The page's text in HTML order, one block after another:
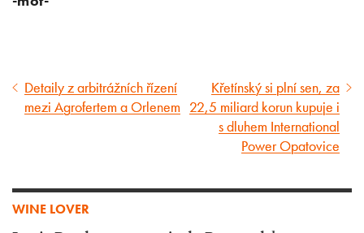
Předcházející
článek
Detaily z arbitrážních řízení
mezi Agrofertem a Orlenem
Následující
článek
Křetínský si plní sen, za
22,5 miliard korun kupuje i
s dluhem International
Power Opatovice
WINE LOVER